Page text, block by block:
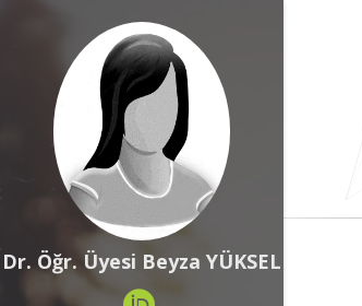
Dr. Öğr. Üyesi Beyza YÜKSEL